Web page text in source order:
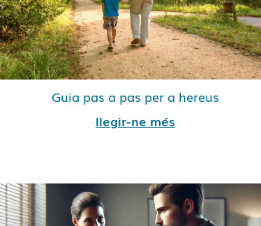
Guia pas a pas per a hereus
llegir-ne més